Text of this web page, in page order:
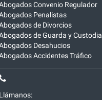
Convenio Regulador
Penalistas
de Divorcios
de Guarda y Custodia
Desahucios
Accidentes Tráfico
Llámanos: